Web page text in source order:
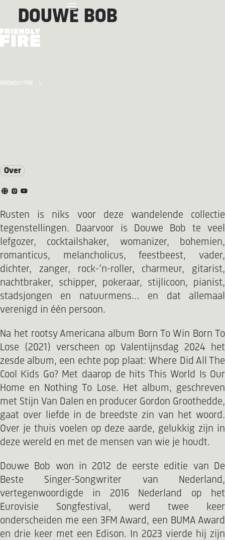
FRIENDLY FIRE
DOUWE BOB
Over
Rusten is niks voor deze wandelende collectie
tegenstellingen. Daarvoor is Douwe Bob te veel
lefgozer, cocktailshaker, womanizer, bohemien,
romanticus, melancholicus, feestbeest, vader,
dichter, zanger, rock-’n-roller, charmeur, gitarist,
nachtbraker, schipper, pokeraar, stijlicoon, pianist,
stadsjongen en natuurmens… en dat allemaal
verenigd in één persoon.
Na het rootsy Americana album Born To Win Born To
Lose (2021) verscheen op Valentijnsdag 2024 het
zesde album, een echte pop plaat: Where Did All The
Cool Kids Go? Met daarop de hits This World Is Our
Home en Nothing To Lose. Het album, geschreven
met Stijn Van Dalen en producer Gordon Groothedde,
gaat over liefde in de breedste zin van het woord.
Over je thuis voelen op deze aarde, gelukkig zijn in
deze wereld en met de mensen van wie je houdt.
Douwe Bob won in 2012 de eerste editie van De
Beste Singer-Songwriter van Nederland,
vertegenwoordigde in 2016 Nederland op het
Eurovisie Songfestival, werd twee keer
onderscheiden me een 3FM Award, een BUMA Award
en drie keer met een Edison. In 2023 vierde hij zijn